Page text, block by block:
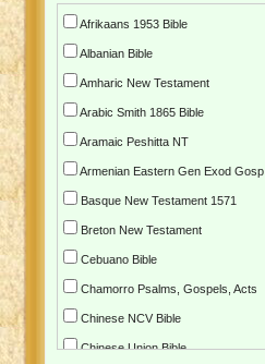
Afrikaans 1953 Bible
Albanian Bible
Amharic New Testament
Arabic Smith 1865 Bible
Aramaic Peshitta NT
Armenian Eastern Gen Exod Gosp
Basque New Testament 1571
Breton New Testament
Cebuano Bible
Chamorro Psalms, Gospels, Acts
Chinese NCV Bible
Chinese Union Bible